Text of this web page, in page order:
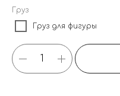
Груз
Груз для фигуры